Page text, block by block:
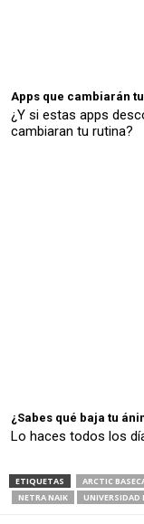
Apps que cambiarán
¿Y si estas apps
cambiaran tu rutina?
¿Sabes qué baja tu
Lo haces todos los
ETIQUETAS ARCTIC
NETRA NAIK
UNIVERSIDAD